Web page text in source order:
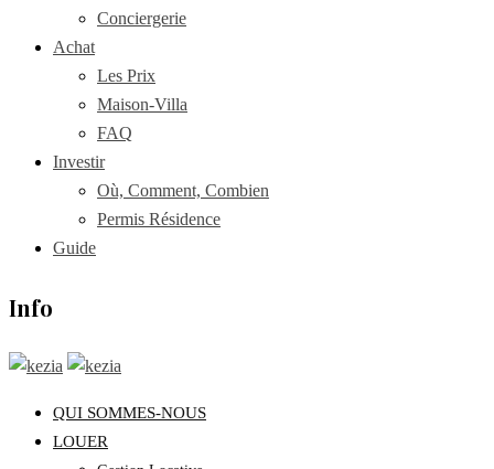
Conciergerie
Achat
Les Prix
Maison-Villa
FAQ
Investir
Où, Comment, Combien
Permis Résidence
Guide
Info
QUI SOMMES-NOUS
LOUER